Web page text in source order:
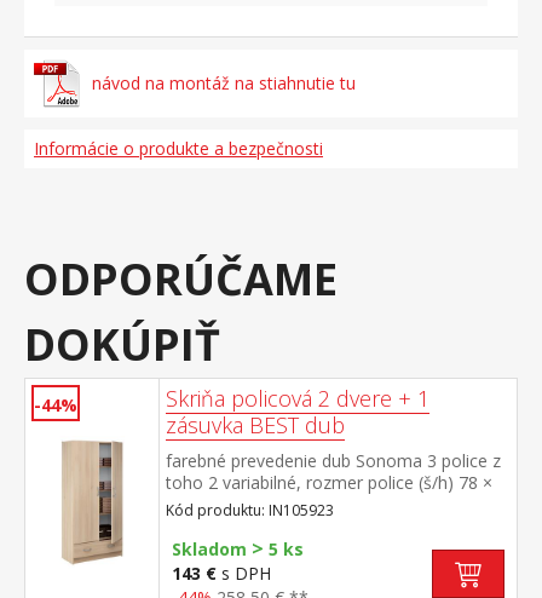
návod na montáž na stiahnutie tu
Informácie o produkte a bezpečnosti
ODPORÚČAME
DOKÚPIŤ
-44%
Skriňa policová 2 dvere + 1
zásuvka BEST dub
farebné prevedenie dub Sonoma 3 police z
toho 2 variabilné, rozmer police (š/h) 78 ×
30 cm 1 široká zásuvka s kovovými
pojazdmi
Kód produktu: IN105923
Skladom > 5 ks
143 € s DPH